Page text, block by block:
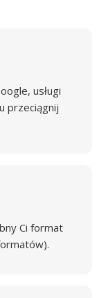
usługi
przeciągnij
Ci format